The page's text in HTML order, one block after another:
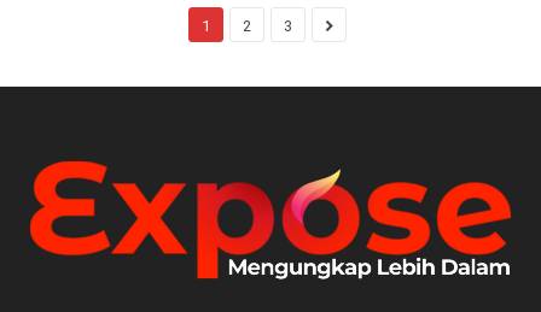
1 2 3